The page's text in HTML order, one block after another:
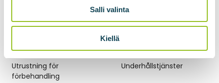
Salli valinta
Kiellä
koldioxid
Utrustning för
förbehandling
Underhållstjänster